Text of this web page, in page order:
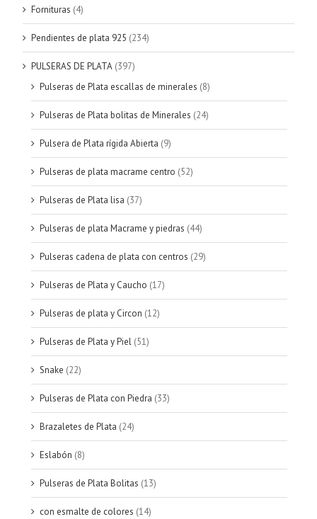
Fornituras (4)
Pendientes de plata 925 (234)
PULSERAS DE PLATA (397)
Pulseras de Plata escallas de minerales (8)
Pulseras de Plata bolitas de Minerales (24)
Pulsera de Plata rígida Abierta (9)
Pulseras de plata macrame centro (52)
Pulseras de Plata lisa (37)
Pulseras de plata Macrame y piedras (44)
Pulseras cadena de plata con centros (29)
Pulseras de Plata y Caucho (17)
Pulseras de plata y Circon (12)
Pulseras de Plata y Piel (51)
Snake (22)
Pulseras de Plata con Piedra (33)
Brazaletes de Plata (24)
Eslabón (8)
Pulseras de Plata Bolitas (13)
con esmalte de colores (14)